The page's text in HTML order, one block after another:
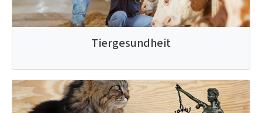
Tiergesundheit